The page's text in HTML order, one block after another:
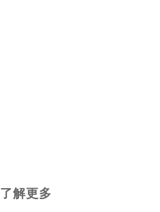
了解更多